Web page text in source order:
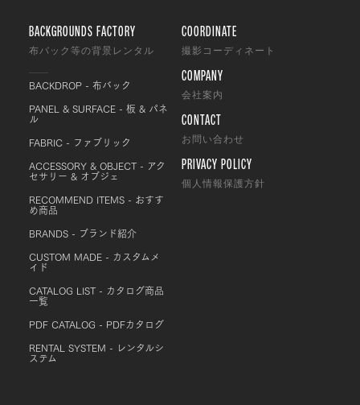
BACKGROUNDS FACTORY
布バック等の背景レンタル
BACKDROP - 布バック
PANEL & SURFACE - 板 & パネ
ル
FABRIC - ファブリック
ACCESSORY & OBJECT - アク
セサリー & オブジェ
RECOMMEND ITEMS - おすす
め商品
BRANDS - ブランド紹介
CUSTOM MADE - カスタムメ
イド
CATALOG LIST - カタログ商品
一覧
PDF CATALOG - PDFカタログ
RENTAL SYSTEM - レンタルシ
ステム
COORDINATE
撮影コーディネート
COMPANY
会社案内
CONTACT
お問い合わせ
PRIVACY POLICY
個人情報保護方針